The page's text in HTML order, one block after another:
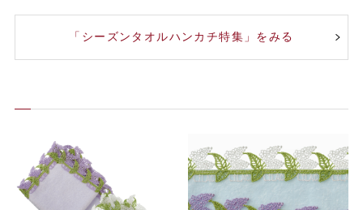
「シーズンタオルハンカチ特集」をみる